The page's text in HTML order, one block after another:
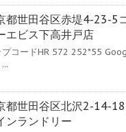
都世田谷区赤堤4-23-5
エビス下高井戸店
プコードHR 572 252*55
都世田谷区北沢2-14-
ンランドリー